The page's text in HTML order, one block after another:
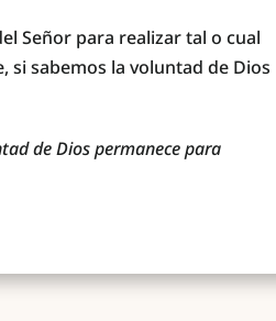
Señor para realizar tal o cual
si sabemos la voluntad de Dios
de Dios permanece para